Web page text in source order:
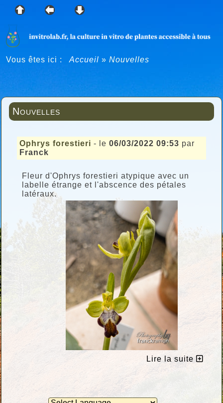
Vous êtes ici : Accueil » Nouvelles
Nouvelles
Ophrys forestieri - le 06/03/2022 09:53 par
Franck
Fleur d'Ophrys forestieri atypique avec un
labelle étrange et l'abscence des pétales
latéraux.
Lire la suite